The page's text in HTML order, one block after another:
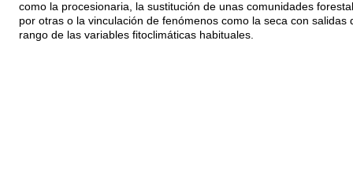
como la procesionaria, la sustitución de unas comunidades
por otras o la vinculación de fenómenos como la seca con salidas
rango de las variables fitoclimáticas habituales.